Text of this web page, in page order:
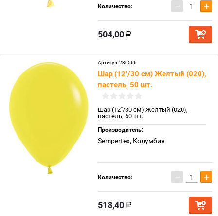
Количество: − +
504,00
Артикул:230566
Шар (12''/30 см) Желтый (020),
пастель, 50 шт.
Шар (12''/30 см) Желтый (020),
пастель, 50 шт.
Производитель:
Sempertex, Колумбия
Количество: − +
518,40